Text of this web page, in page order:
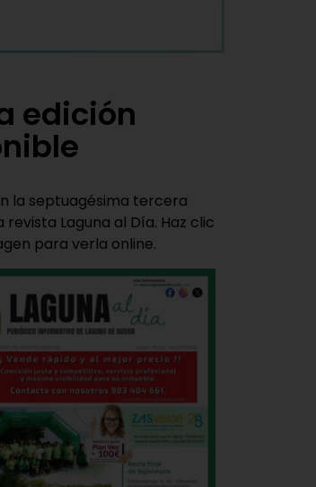
edición
la septuagésima tercera
revista Laguna al Día. Haz clic
para verla online.